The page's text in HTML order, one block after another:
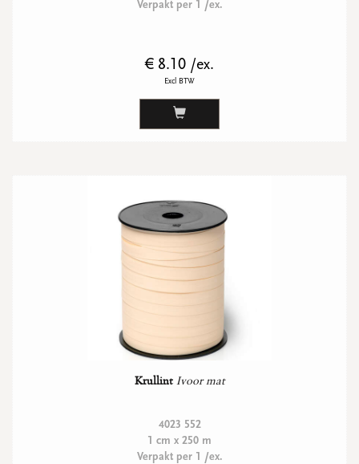
Verpakt per 1 /ex.
€ 8.10 /ex.
Excl BTW
Krullint Ivoor mat
4023 552
1 cm x 250 m
Verpakt per 1 /ex.